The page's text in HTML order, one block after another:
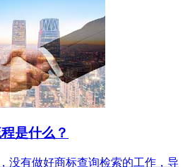
是什么？
没有做好商标查询检索的工作，导